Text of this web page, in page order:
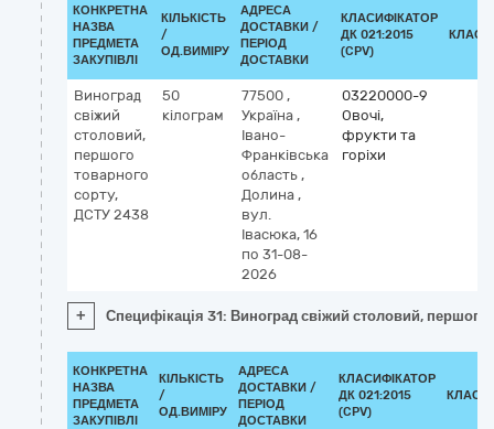
КОНКРЕТНА
НАЗВА
ПРЕДМЕТА
ЗАКУПІВЛІ
КІЛЬКІСТЬ
/
ОД.ВИМІРУ
АДРЕСА
ДОСТАВКИ /
ПЕРІОД
ДОСТАВКИ
КЛАСИФІКАТОР
ДК 021:2015
(CPV)
Виноград
свіжий
столовий,
першого
товарного
сорту,
ДСТУ 2438
50
кілограм
77500 ,
Україна ,
Івано-
Франківська
область ,
Долина ,
вул.
Івасюка, 16
по 31-08-
2026
03220000-9
Овочі,
фрукти та
горіхи
+ Специфікація 31: Виноград свіжий столовий,
КОНКРЕТНА
НАЗВА
ПРЕДМЕТА
ЗАКУПІВЛІ
КІЛЬКІСТЬ
/
ОД.ВИМІРУ
АДРЕСА
ДОСТАВКИ /
ПЕРІОД
ДОСТАВКИ
КЛАСИФІКАТОР
ДК 021:2015
(CPV)